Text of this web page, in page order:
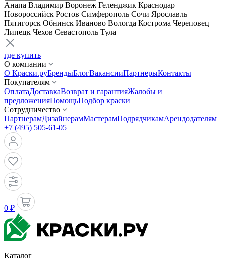
Анапа Владимир Воронеж Геленджик Краснодар
Новороссийск Ростов Симферополь Сочи Ярославль
Пятигорск Обнинск Иваново Вологда Кострома Череповец
Липецк Чехов Севастополь Тула
где купить
О компании
О Краски.руБрендыБлогВакансииПартнерыКонтакты
Покупателям
ОплатаДоставкаВозврат и гарантияЖалобы и
предложенияПомощьПодбор краски
Сотрудничество
ПартнерамДизайнерамМастерамПодрядчикамАрендодателям
+7 (495) 505-61-05
0 ₽
Каталог